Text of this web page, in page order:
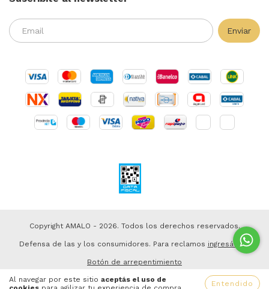
Al navegar por este sitio aceptás el uso de
Entendido
Copyright AMALO - 2026. Todos los derechos reservados.
Defensa de las y los consumidores. Para reclamos ingresá acá.
Botón de arrepentimiento